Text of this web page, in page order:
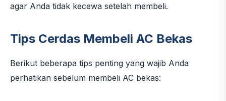
agar Anda tidak kecewa setelah membeli.
Tips Cerdas Membeli AC Bekas
Berikut beberapa tips penting yang wajib Anda
perhatikan sebelum membeli AC bekas: